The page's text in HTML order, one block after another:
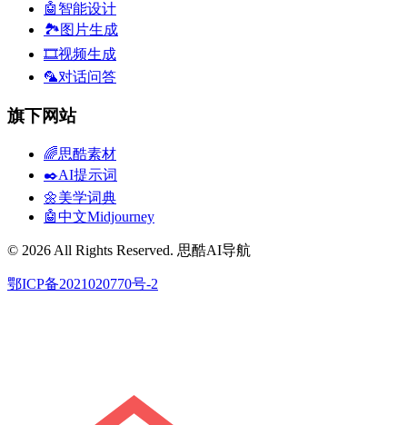
🤖智能设计
🏞️图片生成
🎞️视频生成
🦜对话问答
旗下网站
🌈思酷素材
✒️AI提示词
🌼美学词典
🤖中文Midjourney
© 2026 All Rights Reserved. 思酷AI导航
鄂ICP备2021020770号-2